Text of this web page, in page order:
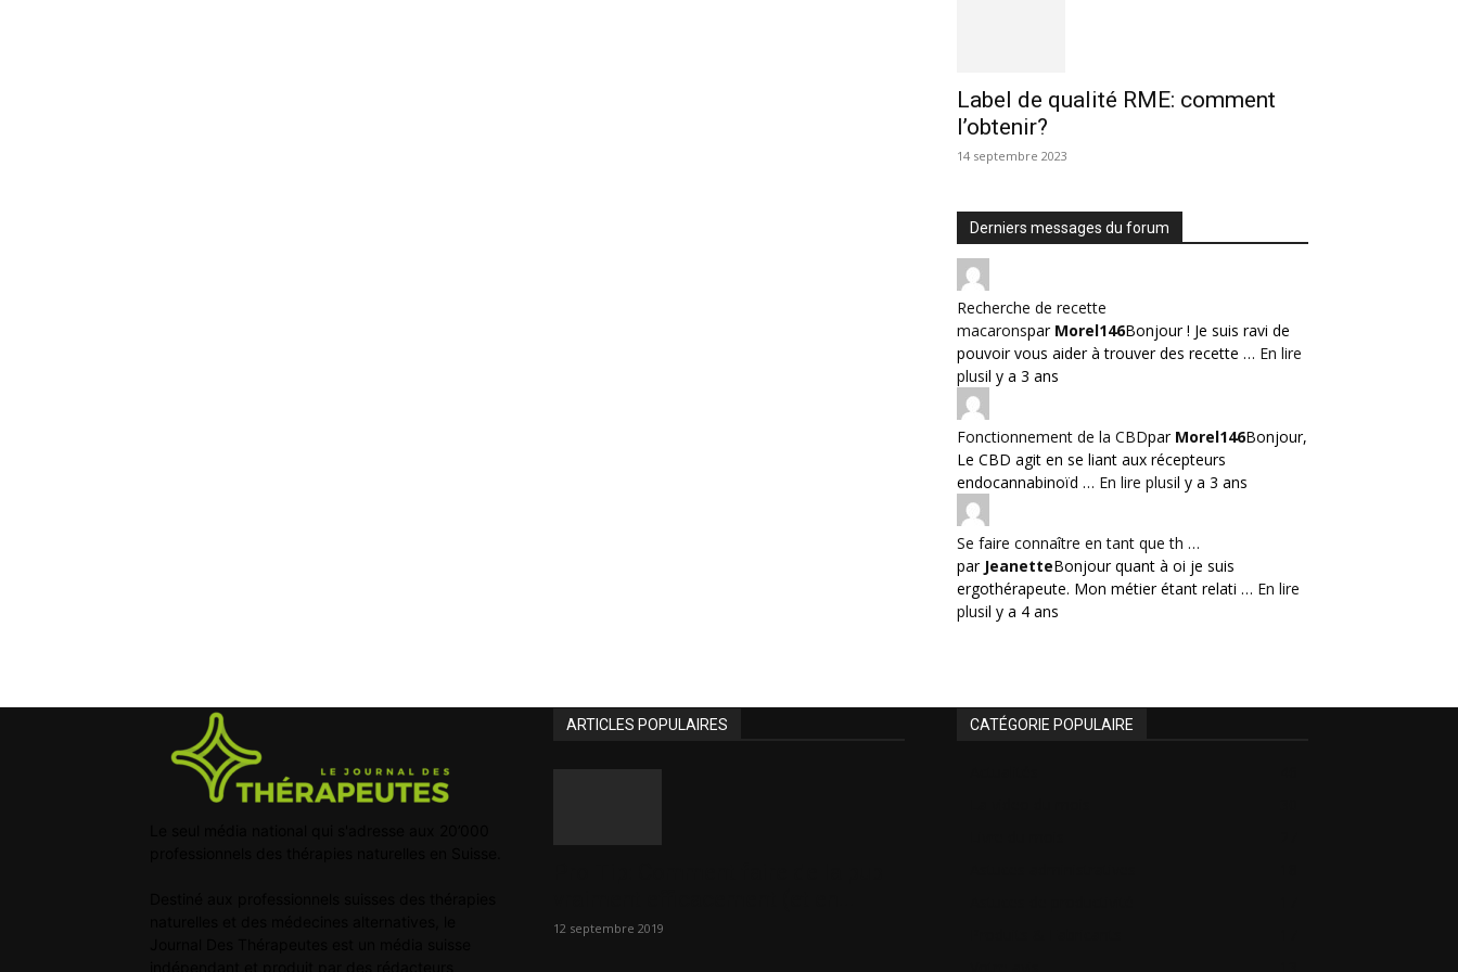
Label de qualité RME: comment
l’obtenir?
14 septembre 2023
Derniers messages du forum
Recherche de recette
macaronspar Morel146Bonjour ! Je suis ravi de
pouvoir vous aider à trouver des recette … En lire
plusil y a 3 ans
Fonctionnement de la CBDpar Morel146Bonjour,
Le CBD agit en se liant aux récepteurs
endocannabinoïd … En lire plusil y a 3 ans
Se faire connaître en tant que th …
par JeanetteBonjour quant à oi je suis
ergothérapeute. Mon métier étant relati … En lire
plusil y a 4 ans
ARTICLES POPULAIRES
12 septembre 2019
CATÉGORIE POPULAIRE